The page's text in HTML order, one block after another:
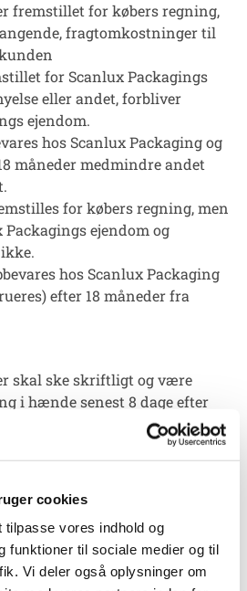
cookies
vores indhold og
funktioner til sociale medier og til
Vi deler også oplysninger om
fremstillet for købers regning,
fragtomkostninger til
for Scanlux Packagings
eller andet, forbliver
ejendom.
hos Scanlux Packaging og
måneder medmindre andet
for købers regning, men
ejendom og
hos Scanlux Packaging
efter 18 måneder fra
skal ske skriftligt og være
i hænde senest 8 dage efter
Varer tages kun retur ifølge
skulle vise sig fejl ved leverede
Packaging kun pligtig til at
er fejlleveret og skal omleveres
regning, kan den
benyttes i omleveringstiden.
faktureret med 25% rabat